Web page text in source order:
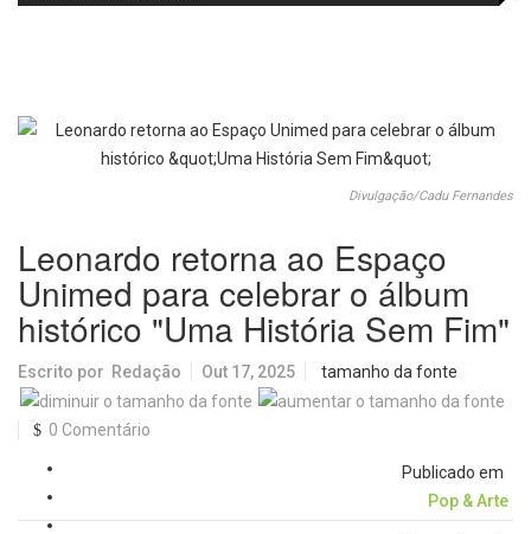
Divulgação/Cadu Fernandes
Leonardo retorna ao Espaço
Unimed para celebrar o álbum
histórico "Uma História Sem Fim"
Escrito por Redação Out 17, 2025 tamanho da fonte
0 Comentário
Publicado em
Pop & Arte